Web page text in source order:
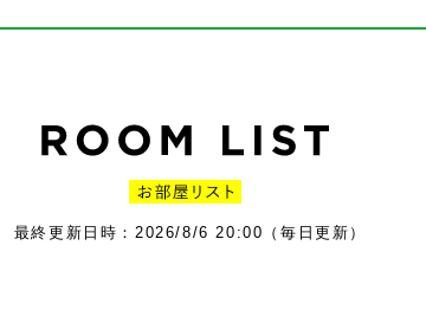
最終更新日時：2026/8/6 20:00（毎日更新）